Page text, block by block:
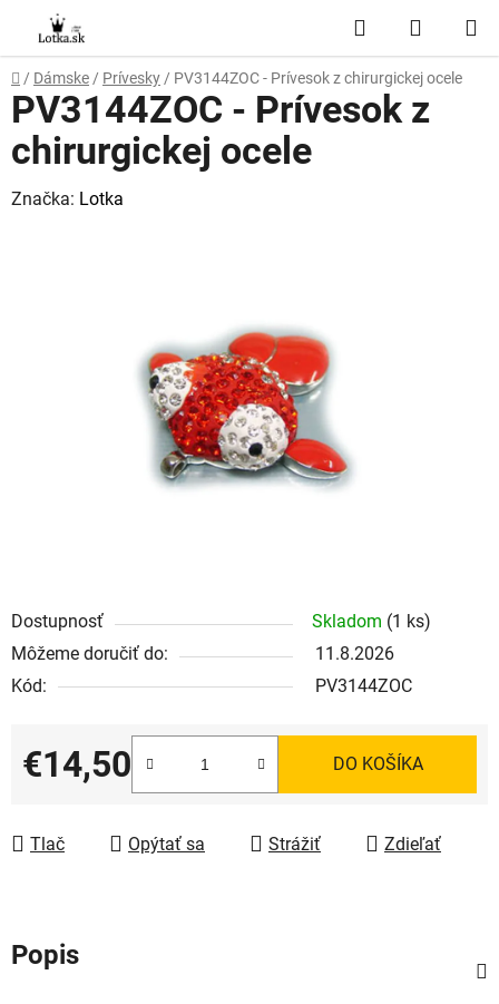
obsah
Hľadať
KOŠÍK
Domov
/ Dámske / Prívesky / PV3144ZOC - Prívesok z chirurgickej ocele
Dostupnosť Skladom (1 ks)
Môžeme doručiť do:
11.8.2026
Kód:
PV3144ZOC
€14,50
Jednotková cena:
DO KOŠÍKA
Tlač Opýtať sa Strážiť Zdieľať
PV3144ZOC - Prívesok z
chirurgickej ocele
Značka: Lotka
Popis